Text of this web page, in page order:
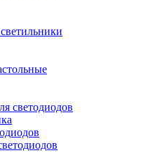
светодиодов